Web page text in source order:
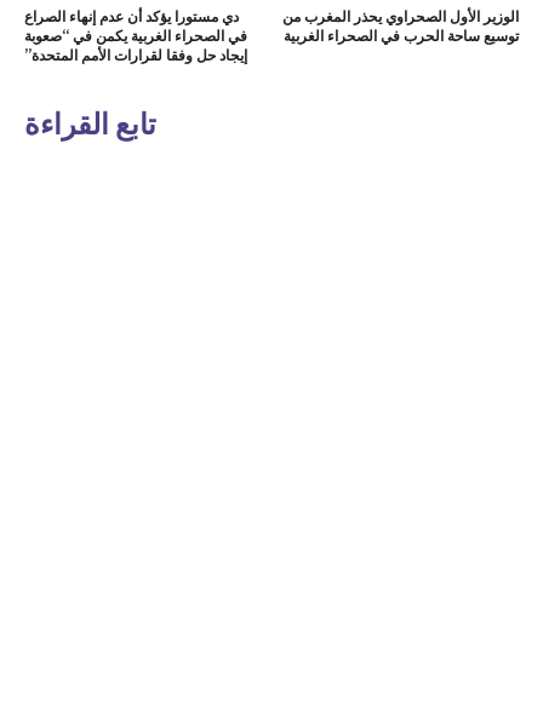
دي مستورا يؤكد أن عدم إنهاء الصراع
في الصحراء الغربية يكمن في “صعوبة
إيجاد حل وفقا لقرارات الأمم المتحدة”
الوزير الأول الصحراوي يحذر المغرب من
توسيع ساحة الحرب في الصحراء الغربية
تابع القراءة